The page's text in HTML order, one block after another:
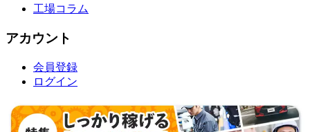
工場コラム
アカウント
会員登録
ログイン